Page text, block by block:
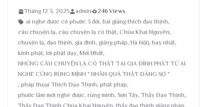
Tháng 12 3, 2025 admin
246 Views
ai nghe được có phước 3 đời, bài giảng thích đạo thịnh,
câu chuyện lạ, câu chuyện lạ có thật, Chùa Khai Nguyên,
chuyện lạ, đạo thịnh, gia đình, giảng pháp, Hà Nội), hay nhất,
kinh phật, lời phật dạy, Mới Nhất,
NHỮNG CÂU CHUYỆN LẠ CÓ THẬT TẠI GIA ĐÌNH PHẬT TỬ AI
NGHE CŨNG RÙNG MÌNH " NHÂN QUẢ THẬT ĐÁNG SỢ "
, pháp thoại Thích Đạo Thịnh, phật pháp,
phước lắm mới nghe được, rùng mình, Sơn Tây, Thầy Đạo Thịnh,
Thầy Đạo Thịnh Chùa Khai Nguyên, thầy đạo thịnh giảng pháp,